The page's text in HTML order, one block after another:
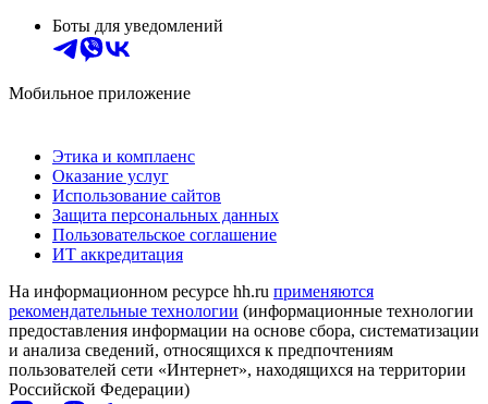
Боты для уведомлений
Мобильное приложение
Этика и комплаенс
Оказание услуг
Использование сайтов
Защита персональных данных
Пользовательское соглашение
ИТ аккредитация
На информационном ресурсе hh.ru применяются
рекомендательные технологии (информационные технологии
предоставления информации на основе сбора, систематизации
и анализа сведений, относящихся к предпочтениям
пользователей сети «Интернет», находящихся на территории
Российской Федерации)